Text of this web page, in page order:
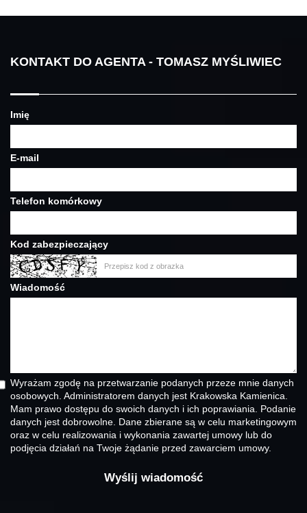
KONTAKT DO AGENTA - TOMASZ MYŚLIWIEC
Imię
E-mail
Telefon komórkowy
Kod zabezpieczający
Wiadomość
Wyrażam zgodę na przetwarzanie podanych przeze mnie danych
osobowych. Administratorem danych jest Krakowska Kamienica.
Mam prawo dostępu do swoich danych i ich poprawiania. Podanie
danych jest dobrowolne. Dane zbierane są w celu marketingowym
oraz w celu realizowania i wykonania zawartej umowy lub do
podjęcia działań na Twoje żądanie przed zawarciem umowy.